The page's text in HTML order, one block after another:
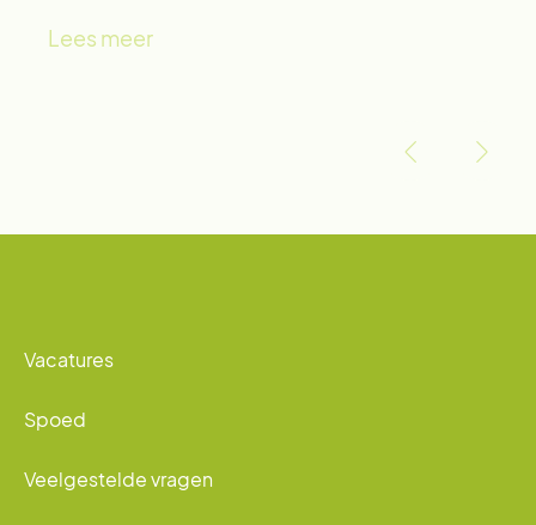
Lees meer
‹ ›
Vacatures
Spoed
Veelgestelde vragen